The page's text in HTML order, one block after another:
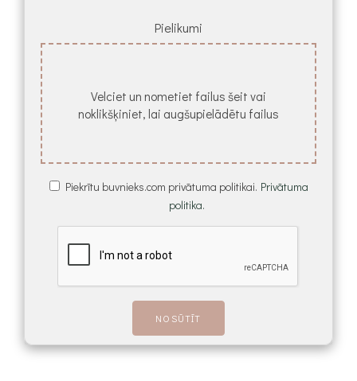
Pielikumi
Velciet un nometiet failus šeit vai
noklikšķiniet, lai augšupielādētu failus
Piekrītu buvnieks.com privātuma politikai. Privātuma
politika.